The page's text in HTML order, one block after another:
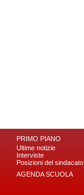
PRIMO PIANO
Ultime notizie
Interviste
Posizioni del sindacato
AGENDA SCUOLA